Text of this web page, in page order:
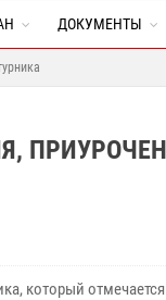
ДОКУМЕНТЫ
который